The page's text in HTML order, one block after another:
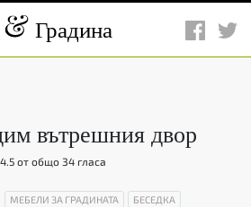
Градина
вътрешния двор
4.5 от общо 34 гласа
МЕБЕЛИ ЗА ГРАДИНАТА БЕСЕДКА